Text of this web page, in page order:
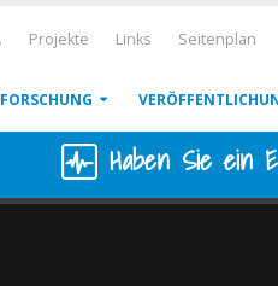
Projekte Links Seitenplan
FORSCHUNG
Haben Sie ein